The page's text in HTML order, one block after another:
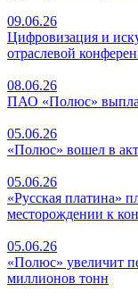
09.06.26
Цифровизация и
отраслевой
08.06.26
ПАО «Полюс»
05.06.26
«Полюс» вошел в
05.06.26
«Русская платина»
месторождении к
05.06.26
«Полюс» увеличит
миллионов тонн